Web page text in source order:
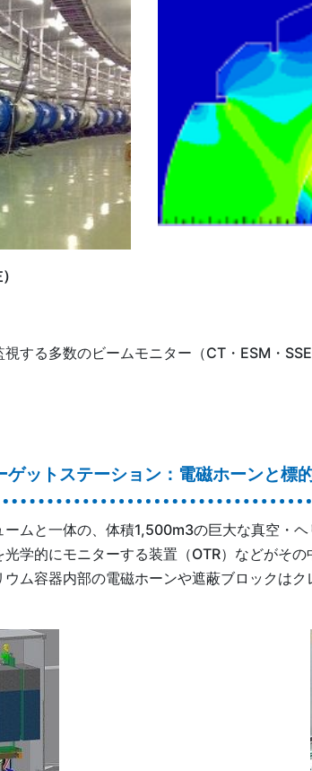
する多数のビームモニター（CT・ESM・
ゲットステーション：電磁ホーンと標
ムと一体の、体積1,500m3の巨大な真空・
学的にモニターする装置（OTR）などがそ
ム容器内部の電磁ホーンや遮蔽ブロックは